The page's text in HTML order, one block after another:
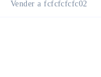
Vender a fcfcfcfcfc02